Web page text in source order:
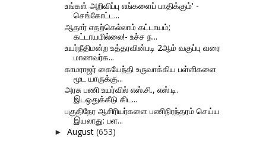
உங்கள் அறிவிப்பு எங்களைப் பாதிக்கும்' -
செங்கோட்ட...
ஆதார் எதற்கெல்லாம் கட்டாயம்;
கட்டாயமில்லை!- உச்ச ந...
உயர்நீதிமன்ற உத்தரவின்படி 2ஆம் வகுப்பு வரை
மாணவர்க...
காமராஜர் கையேந்தி உருவாக்கிய பள்ளிகளை
மூட யாருக்கு...
அரசு பணி உயர்வில் எஸ்.சி., எஸ்.டி.
இடஒதுக்கீடு கிட...
பகுதிநேர ஆசிரியர்களை பணிநிரந்தரம் செய்ய
இயலாது: பள...
► August (653)